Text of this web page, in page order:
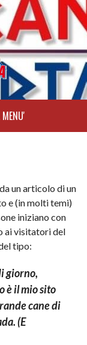
un articolo di un
e (in molti temi)
iniziano con
ai visitatori del
tipo:
giorno,
è il mio sito
cane di
(E